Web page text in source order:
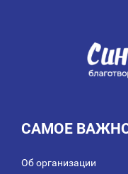
САМОЕ
Об организации